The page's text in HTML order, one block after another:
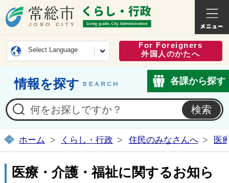
常総市公式ホームページ
くらし
Select Language
For Foreigners
外国人のかたへ
情報を探す 各課から探す
ホーム くらし・行政 住民のみなさんへ 医
医療・介護・福祉に関するお知ら